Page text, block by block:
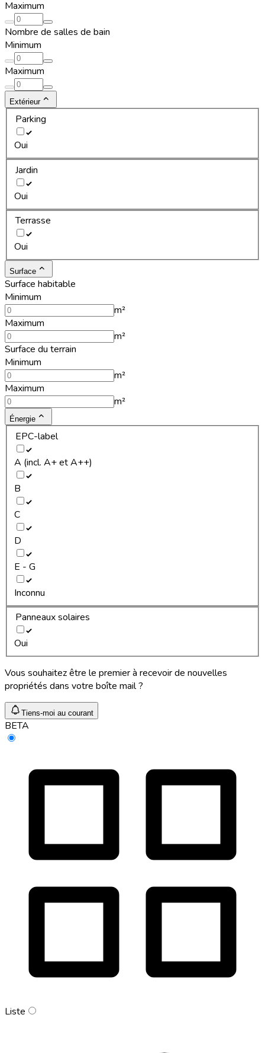
Maximum
Nombre de salles de bain
Minimum
Maximum
Extérieur
Parking
Oui
Jardin
Oui
Terrasse
Oui
Surface
Surface habitable
Minimum
m²
Maximum
m²
Surface du terrain
Minimum
m²
Maximum
m²
Énergie
EPC-label
A (incl. A+ et A++)
B
C
D
E - G
Inconnu
Panneaux solaires
Oui
Vous souhaitez être le premier à recevoir de nouvelles
propriétés dans votre boîte mail ?
Tiens-moi au courant
BETA
Liste